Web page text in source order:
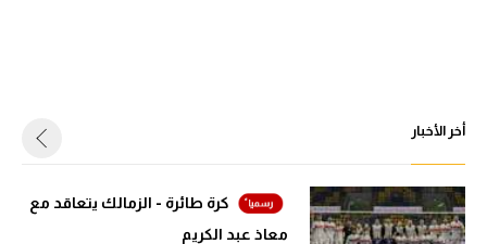
أخر الأخبار
كرة طائرة - الزمالك يتعاقد مع
معاذ عبد الكريم